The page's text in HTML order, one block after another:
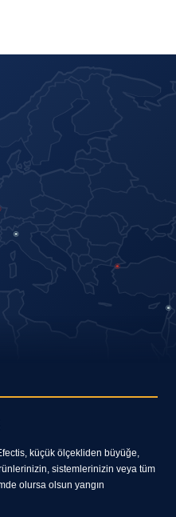
küçük ölçekliden büyüğe,
sistemlerinizin veya tüm
olursa olsun yangın